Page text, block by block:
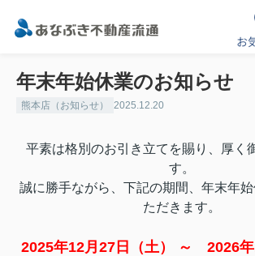
お
年末年始休業のお知らせ
熊本店（お知らせ） 2025.12.20
平素は格別のお引き立てを賜り、厚く
す。
誠に勝手ながら、下記の期間、年末年
ただきます。
2025年12月27日（土） ～ 2026年